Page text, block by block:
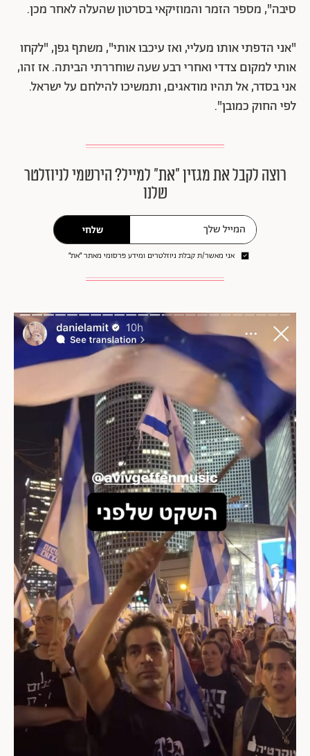
סיבה", מספר הזמר והמוזיקאי בסרטון שהעלה לאחר מכן.
"אני הדפתי אותו מעליי, ואז עיכבו אותי", משתף גפן, "לקחו
אותי למקום צדדי ואחרי רבע שעה שוחררתי הביתה. אז זהו,
אני בסדר, אל תהיו מודאגים, ותמשיכו להילחם על ישראל.
לפי החוק כמובן".
רוצה לקבל את מגזין ״את״ למייל? הירשמי לניוזלטר
שלנו
שלחי
אני מאשר/ת קבלת ניוזלטרים ומידע פרסומי מאתר ״את״